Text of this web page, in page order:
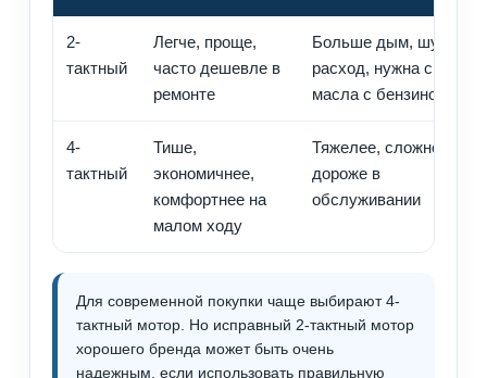
2-
тактный
Легче, проще,
часто дешевле в
ремонте
Больше дым, шум,
расход, нужна смесь
масла с бензином
4-
тактный
Тише,
экономичнее,
комфортнее на
малом ходу
Тяжелее, сложнее и
дороже в
обслуживании
Для современной покупки чаще выбирают 4-
тактный мотор. Но исправный 2-тактный мотор
хорошего бренда может быть очень
надежным, если использовать правильную